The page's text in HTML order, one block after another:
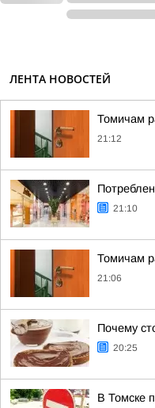
ЛЕНТА НОВОСТЕЙ
Томичам
21:12
21:10
Томичам
21:06
Почему
20:25
В Томске